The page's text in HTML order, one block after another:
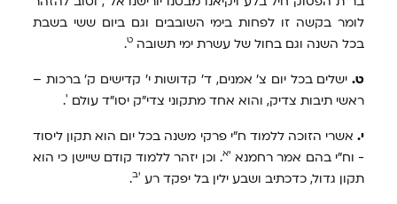
לומר בקשה זו לפחות בימי השובבים וגם ביום ששי בשבת
בכל השנה וגם בחול של עשרת ימי תשובה ט.
ט. ישלים בכל יום צ' אמנים, ד' קדושות י' קדישים ק' ברכות –
ראשי תיבות צדיק, והוא אחד מתקוני צדי"ק יסו"ד עולם י.
י. אשרי הזוכה ללמוד ח"י פרקי משנה בכל יום הוא תקון ליסוד
- וח"י בהם אמר רחמנא יא. וכן יזהר ללמוד קודם שיישן כי הוא
תקון גדול, כדכתיב ושבע ילין בל יפקד רע יב.